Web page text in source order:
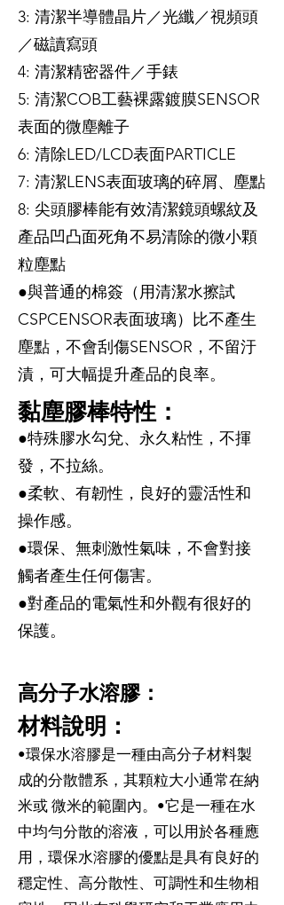
3: 清潔半導體晶片／光纖／視頻頭
／磁讀寫頭
4: 清潔精密器件／手錶
5: 清潔COB工藝裸露鍍膜SENSOR
表面的微塵離子
6: 清除LED/LCD表面PARTICLE
7: 清潔LENS表面玻璃的碎屑、塵點
8: 尖頭膠棒能有效清潔鏡頭螺紋及
產品凹凸面死角不易清除的微小顆
粒塵點
●與普通的棉簽（用清潔水擦試
CSPCENSOR表面玻璃）比不產生
塵點，不會刮傷SENSOR，不留汙
漬，可大幅提升產品的良率。
黏塵膠棒特性：
●特殊膠水勾兌、永久粘性，不揮
發，不拉絲。
●柔軟、有韌性，良好的靈活性和
操作感。
●環保、無刺激性氣味，不會對接
觸者產生任何傷害。
●對產品的電氣性和外觀有很好的
保護。
高分子水溶膠：
材料說明：
•環保水溶膠是一種由高分子材料製
成的分散體系，其顆粒大小通常在納
米或 微米的範圍內。•它是一種在水
中均勻分散的溶液，可以用於各種應
用，環保水溶膠的優點是具有良好的
穩定性、高分散性、可調性和生物相